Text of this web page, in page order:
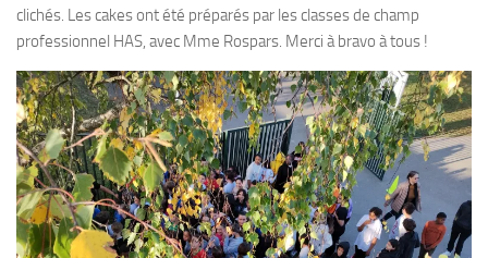
clichés. Les cakes ont été préparés par les classes de champ
professionnel HAS, avec Mme Rospars. Merci à bravo à tous !